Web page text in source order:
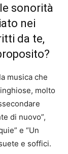
sonorità
nei
da te,
musica che
molto
di nuovo”,
e “Un
e soffici.